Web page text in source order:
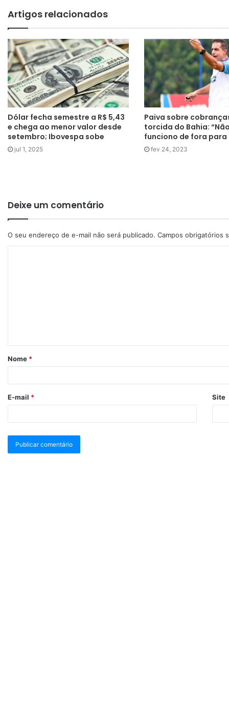
Artigos relacionados
Dólar fecha semestre a R$ 5,43
e chega ao menor valor desde
setembro; Ibovespa sobe
jul 1, 2025
Paiva sobre
torcida do Bahia:
funciono de fora para
fev 24, 2023
Deixe um comentário
O seu endereço de e-mail não será publicado. Campos obrigatórios
Nome *
E-mail * Site